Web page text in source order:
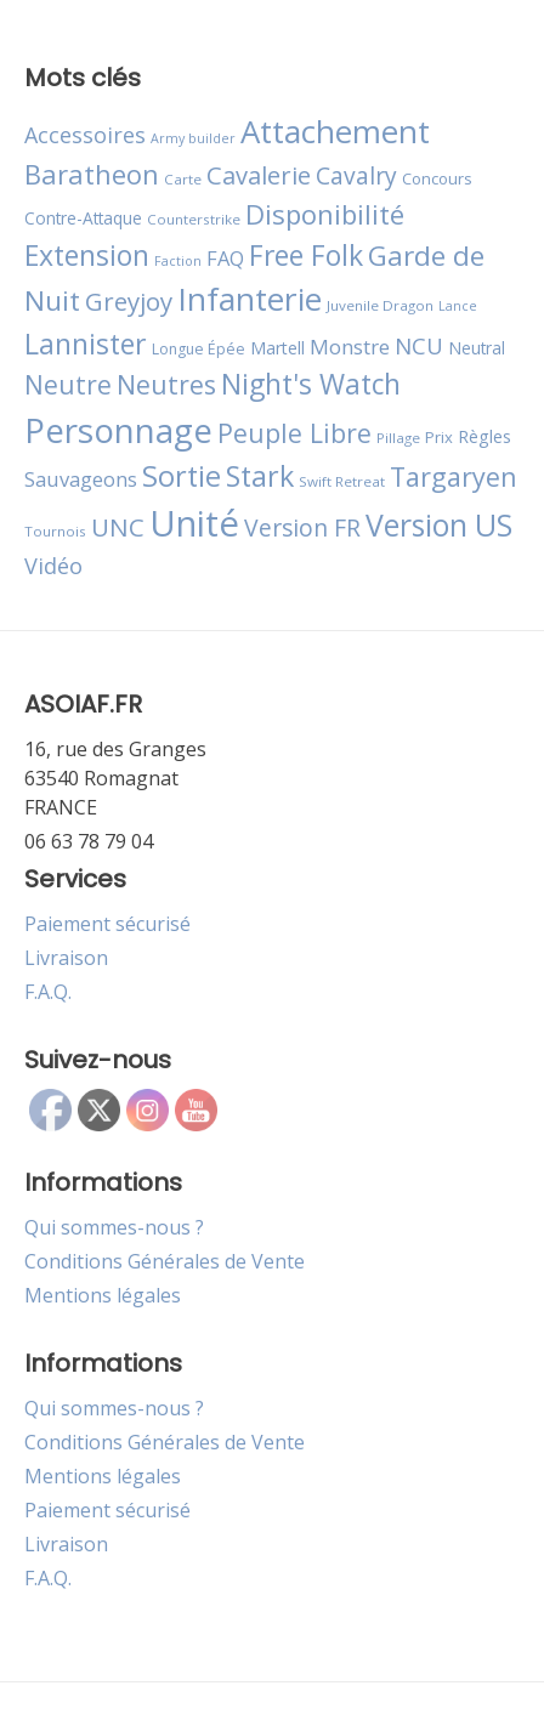
Mots clés
Accessoires Army builder Attachement
Baratheon Carte Cavalerie Cavalry Concours
Contre-Attaque Counterstrike Disponibilité
Extension Faction FAQ Free FolkGarde de
Nuit Greyjoy Infanterie Juvenile Dragon Lance
Lannister Longue Épée Martell Monstre NCU Neutral
Neutre Neutres Night's Watch
Personnage Peuple Libre Pillage Prix Règles
Sauvageons SortieStark Swift Retreat Targaryen
Tournois UNC UnitéVersion FRVersion US
Vidéo
ASOIAF.FR
16, rue des Granges
63540 Romagnat
FRANCE
06 63 78 79 04
Services
Paiement sécurisé
Livraison
F.A.Q.
Suivez-nous
Informations
Qui sommes-nous ?
Conditions Générales de Vente
Mentions légales
Informations
Qui sommes-nous ?
Conditions Générales de Vente
Mentions légales
Paiement sécurisé
Livraison
F.A.Q.